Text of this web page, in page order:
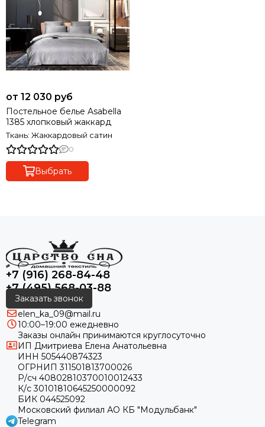
от 12 030 руб
Постельное белье Asabella
1385 хлопковый жаккард
Ткань: Жаккардовый сатин
0
Выбрать
+7 (916) 268-84-48
+7 (495) 568-03-88
Заказать звонок
elen_ka_09@mail.ru
10:00–19:00 ежедневно
Заказы онлайн принимаются круглосуточно
ИП Дмитриева Елена Анатольевна
ИНН 505440874323
ОГРНИП 311501813700026
Р/сч 40802810370010012433
К/с 30101810645250000092
БИК 044525092
Московский филиал АО КБ "Модульбанк"
Telegram